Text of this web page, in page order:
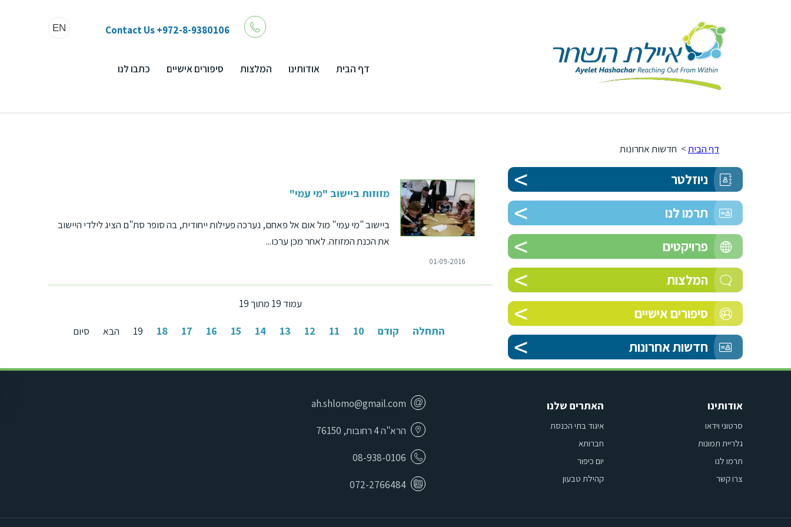
EN Contact Us+972-8-9380106
דף הבית אודותינו המלצות סיפורים אישיים כתבו לנו
דף הבית> חדשות אחרונות
ניוזלטר
תרמו לנו
פרויקטים
המלצות
סיפורים אישיים
חדשות אחרונות
מזוזות ביישוב "מי עמי"
ביישוב "מי עמי" מול אום אל פאחם, נערכה פעילות ייחודית, בה סופר סת"ם הציג לילדי היישוב
את הכנת המזוזה. לאחר מכן ערכו...
01-09-2016
עמוד 19 מתוך 19
התחלה קודם 10
11
12
13
14
15
16
17
18
19 הבא סיום
אודותינו
סרטוני וידאו
גלריית תמונות
תרמו לנו
צרו קשר
האתרים שלנו
איגוד בתי הכנסת
חברותא
יום כיפור
קהילת טבעון
ah.shlomo@gmail.com
הרא"ה 4 רחובות, 76150
08-938-0106
072-2766484